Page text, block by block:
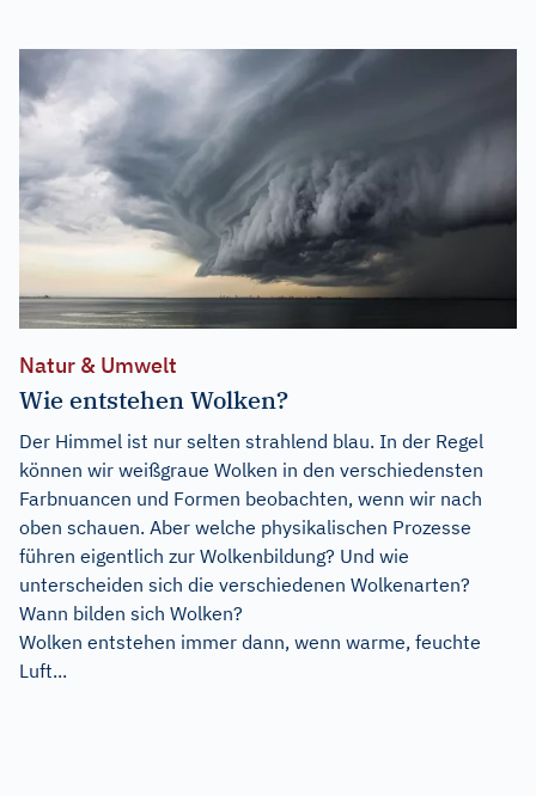
Natur & Umwelt
Wie entstehen Wolken?
Der Himmel ist nur selten strahlend blau. In der Regel
können wir weißgraue Wolken in den verschiedensten
Farbnuancen und Formen beobachten, wenn wir nach
oben schauen. Aber welche physikalischen Prozesse
führen eigentlich zur Wolkenbildung? Und wie
unterscheiden sich die verschiedenen Wolkenarten?
Wann bilden sich Wolken?
Wolken entstehen immer dann, wenn warme, feuchte
Luft...